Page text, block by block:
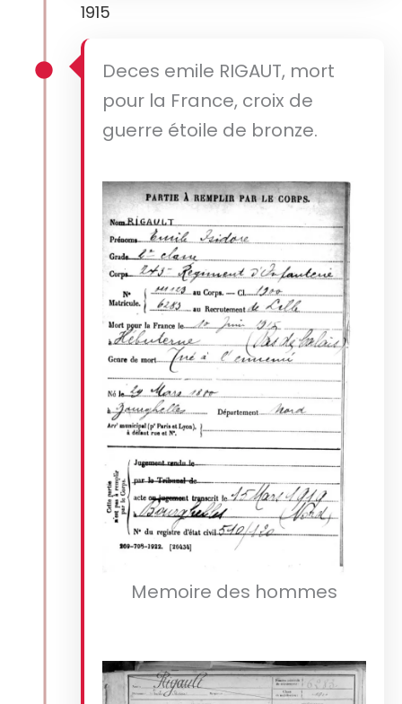
1915
Deces emile RIGAUT, mort
pour la France, croix de
guerre étoile de bronze.
Memoire des hommes